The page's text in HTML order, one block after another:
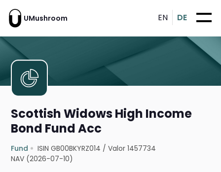
UMushroom EN DE
Scottish Widows High Income
Bond Fund Acc
Fund ISIN GB00BKYRZ014 /Valor 1457734
NAV (2026-07-10)